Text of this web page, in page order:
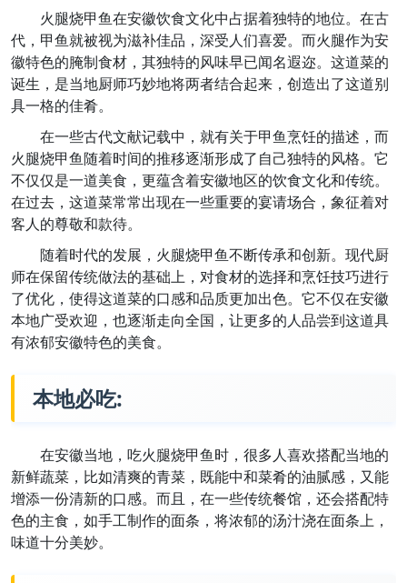
火腿烧甲鱼在安徽饮食文化中占据着独特的地位。在古
代，甲鱼就被视为滋补佳品，深受人们喜爱。而火腿作为安
徽特色的腌制食材，其独特的风味早已闻名遐迩。这道菜的
诞生，是当地厨师巧妙地将两者结合起来，创造出了这道别
具一格的佳肴。
在一些古代文献记载中，就有关于甲鱼烹饪的描述，而
火腿烧甲鱼随着时间的推移逐渐形成了自己独特的风格。它
不仅仅是一道美食，更蕴含着安徽地区的饮食文化和传统。
在过去，这道菜常常出现在一些重要的宴请场合，象征着对
客人的尊敬和款待。
随着时代的发展，火腿烧甲鱼不断传承和创新。现代厨
师在保留传统做法的基础上，对食材的选择和烹饪技巧进行
了优化，使得这道菜的口感和品质更加出色。它不仅在安徽
本地广受欢迎，也逐渐走向全国，让更多的人品尝到这道具
有浓郁安徽特色的美食。
本地必吃:
在安徽当地，吃火腿烧甲鱼时，很多人喜欢搭配当地的
新鲜蔬菜，比如清爽的青菜，既能中和菜肴的油腻感，又能
增添一份清新的口感。而且，在一些传统餐馆，还会搭配特
色的主食，如手工制作的面条，将浓郁的汤汁浇在面条上，
味道十分美妙。